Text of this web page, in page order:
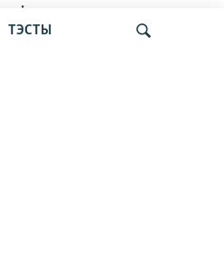
ТЭСТЫ
кепска».
«Мова, культура,